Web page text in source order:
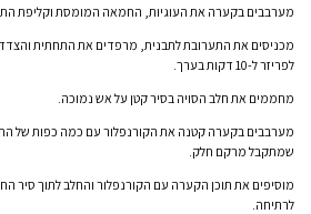
מערבבים בקערה את העוגיות, החמאה המומסת וקליפת
מכניסים את התערובת לתבנית, מרפדים את התחתית
לפריזר ל-10 דקות בערך.
מחממים את חלב הסויה בסיר קטן על אש נמוכה.
מערבבים בקערה קטנה את הקורנפלור עם כמה כפות של
שמתקבל מרקם חלק.
מוסיפים את תוכן הקערה עם הקורנפלור והחלב לתוך סיר
לרתיחה.